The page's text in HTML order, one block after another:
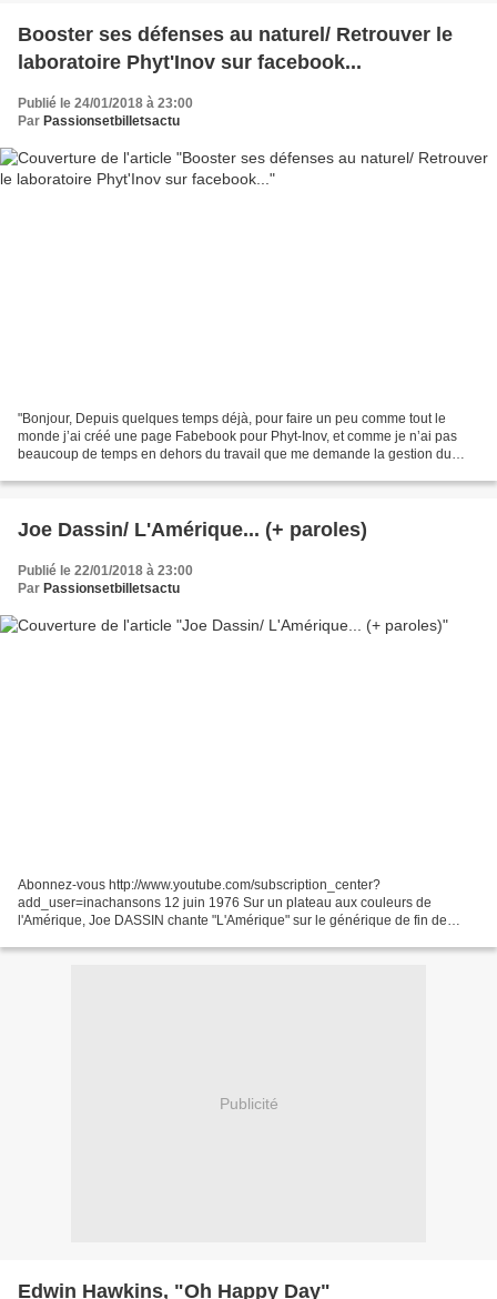
Booster ses défenses au naturel/ Retrouver le
laboratoire Phyt'Inov sur facebook...
Publié le 24/01/2018 à 23:00
Par Passionsetbilletsactu
"Bonjour, Depuis quelques temps déjà, pour faire un peu comme tout le
monde j’ai créé une page Fabebook pour Phyt-Inov, et comme je n’ai pas
beaucoup de temps en dehors du travail que me demande la gestion du
Joe Dassin/ L'Amérique... (+ paroles)
Publié le 22/01/2018 à 23:00
Par Passionsetbilletsactu
Abonnez-vous http://www.youtube.com/subscription_center?
add_user=inachansons 12 juin 1976 Sur un plateau aux couleurs de
l'Amérique, Joe DASSIN chante "L'Amérique" sur le générique de fin de
Publicité
Edwin Hawkins, "Oh Happy Day"